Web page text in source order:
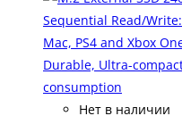
Нет в наличии